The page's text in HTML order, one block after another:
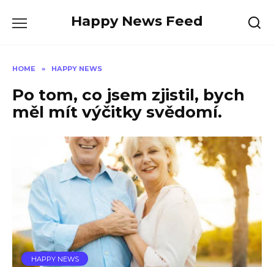
Happy News Feed
HOME » HAPPY NEWS
Po tom, co jsem zjistil, bych
měl mít výčitky svědomí.
HAPPY NEWS